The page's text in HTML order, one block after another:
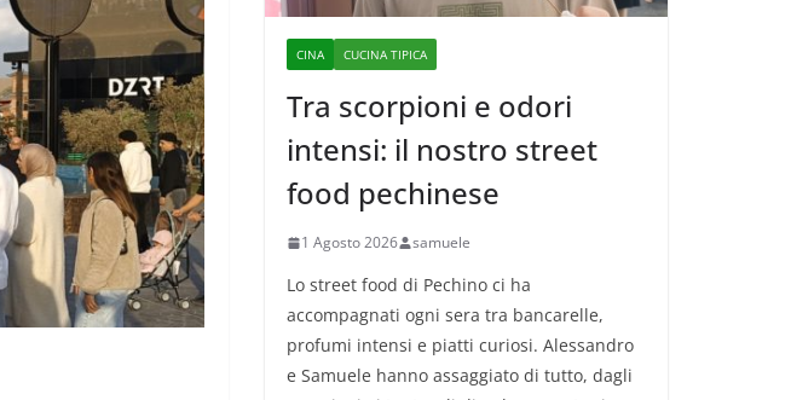
CINA CUCINA TIPICA
Tra scorpioni e odori
intensi: il nostro street
food pechinese
1 Agosto 2026 samuele
Lo street food di Pechino ci ha
accompagnati ogni sera tra bancarelle,
profumi intensi e piatti curiosi. Alessandro
e Samuele hanno assaggiato di tutto, dagli